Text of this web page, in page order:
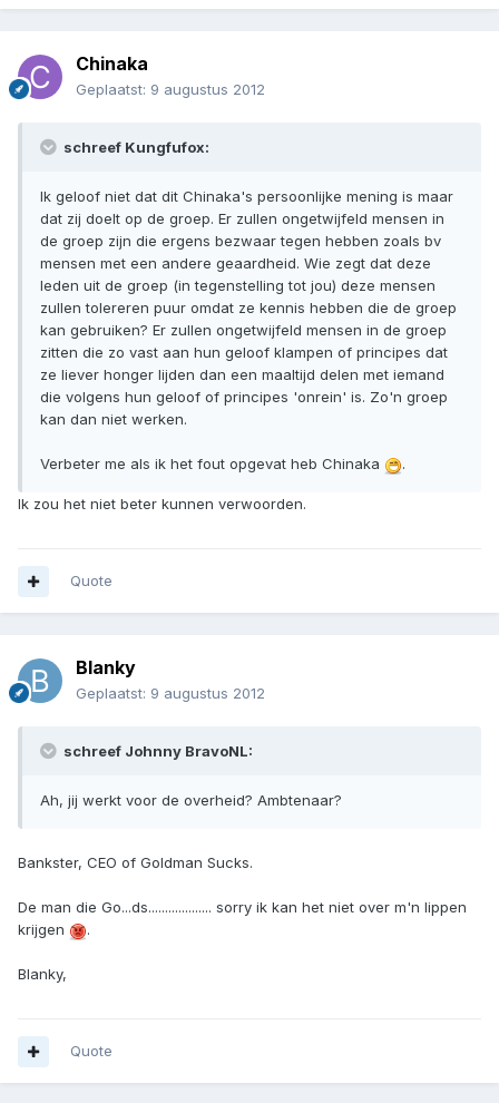
Chinaka
Geplaatst: 9 augustus 2012
schreef Kungfufox:
Ik geloof niet dat dit Chinaka's persoonlijke mening is maar
dat zij doelt op de groep. Er zullen ongetwijfeld mensen in
de groep zijn die ergens bezwaar tegen hebben zoals bv
mensen met een andere geaardheid. Wie zegt dat deze
leden uit de groep (in tegenstelling tot jou) deze mensen
zullen tolereren puur omdat ze kennis hebben die de groep
kan gebruiken? Er zullen ongetwijfeld mensen in de groep
zitten die zo vast aan hun geloof klampen of principes dat
ze liever honger lijden dan een maaltijd delen met iemand
die volgens hun geloof of principes 'onrein' is. Zo'n groep
kan dan niet werken.
Verbeter me als ik het fout opgevat heb Chinaka .
Ik zou het niet beter kunnen verwoorden.
Quote
Blanky
Geplaatst: 9 augustus 2012
schreef Johnny BravoNL:
Ah, jij werkt voor de overheid? Ambtenaar?
Bankster, CEO of Goldman Sucks.
De man die Go...ds................... sorry ik kan het niet over m'n lippen
krijgen
.
Blanky,
Quote